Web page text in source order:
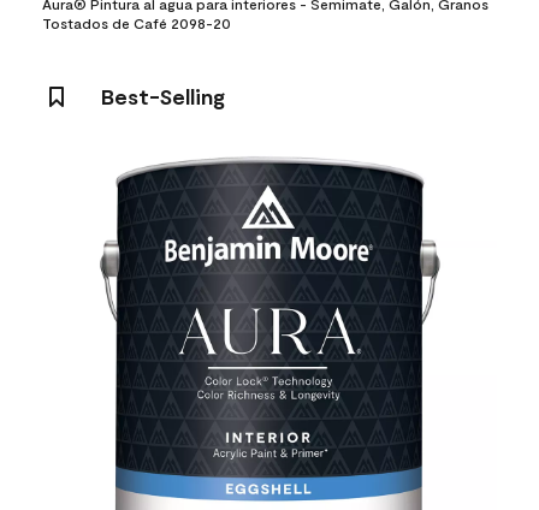
Aura® Pintura al agua para interiores - Semimate, Galón, Granos
Tostados de Café 2098-20
Best-Selling